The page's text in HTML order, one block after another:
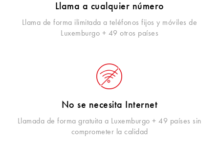
Llama a cualquier número
Llama de forma ilimitada a teléfonos fijos y móviles de
Luxemburgo + 49 otros países
No se necesita Internet
Llamada de forma gratuita a Luxemburgo + 49 países sin
comprometer la calidad